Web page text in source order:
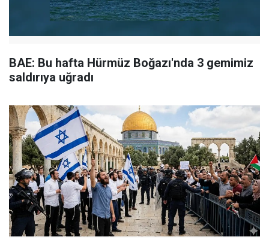
BAE: Bu hafta Hürmüz Boğazı'nda 3 gemimiz
saldırıya uğradı